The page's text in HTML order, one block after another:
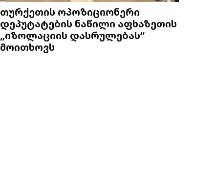
თურქეთის ოპოზიციონერი
დეპუტატების ნაწილი აფხაზეთის
„იზოლაციის დასრულებას“
მოითხოვს